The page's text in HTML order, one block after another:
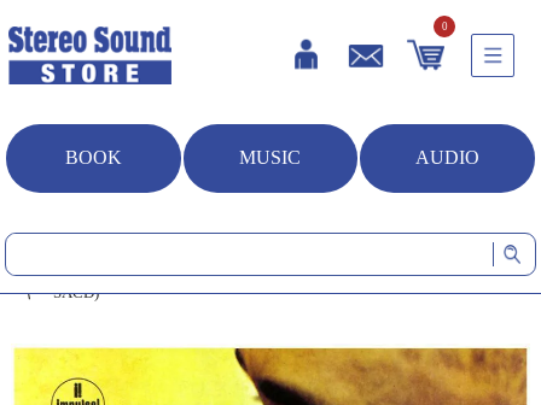
0
BOOK MUSIC AUDIO
ミンガス・ミンガス・ミンガス・ミンガス・ミンガス (シングルレイ
ヤーSACD)